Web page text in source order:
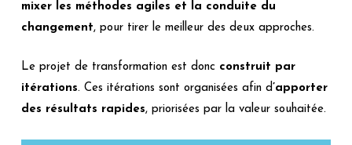
mixer les méthodes agiles et la conduite du
changement, pour tirer le meilleur des deux approches.
Le projet de transformation est donc construit par
itérations. Ces itérations sont organisées afin d’apporter
des résultats rapides, priorisées par la valeur souhaitée.